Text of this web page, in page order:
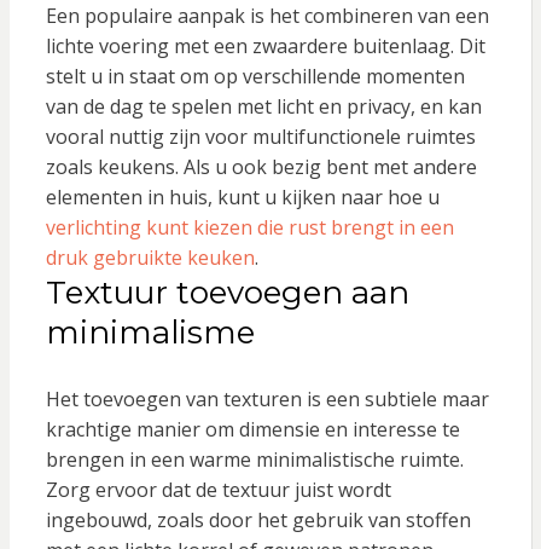
Een populaire aanpak is het combineren van een
lichte voering met een zwaardere buitenlaag. Dit
stelt u in staat om op verschillende momenten
van de dag te spelen met licht en privacy, en kan
vooral nuttig zijn voor multifunctionele ruimtes
zoals keukens. Als u ook bezig bent met andere
elementen in huis, kunt u kijken naar hoe u
verlichting kunt kiezen die rust brengt in een
druk gebruikte keuken.
Textuur toevoegen aan
minimalisme
Het toevoegen van texturen is een subtiele maar
krachtige manier om dimensie en interesse te
brengen in een warme minimalistische ruimte.
Zorg ervoor dat de textuur juist wordt
ingebouwd, zoals door het gebruik van stoffen